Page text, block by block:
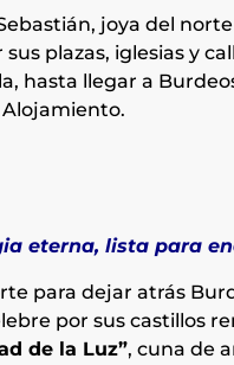
joya del
plazas, iglesias y
hasta llegar a
eterna, lista para
para dejar atrás
por sus castillos
de la Luz”, cuna de